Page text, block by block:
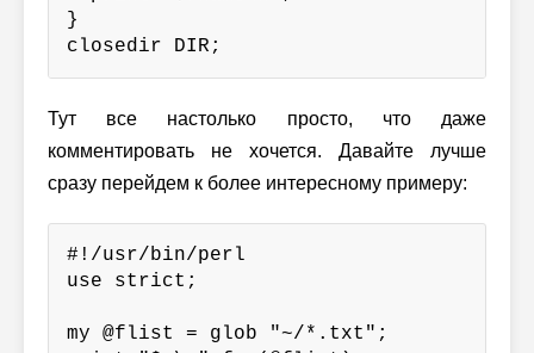
}
closedir DIR;
Тут все настолько просто, что даже
комментировать не хочется. Давайте лучше
сразу перейдем к более интересному примеру:
#!/usr/bin/perl
use strict;
my @flist = glob "~/*.txt";